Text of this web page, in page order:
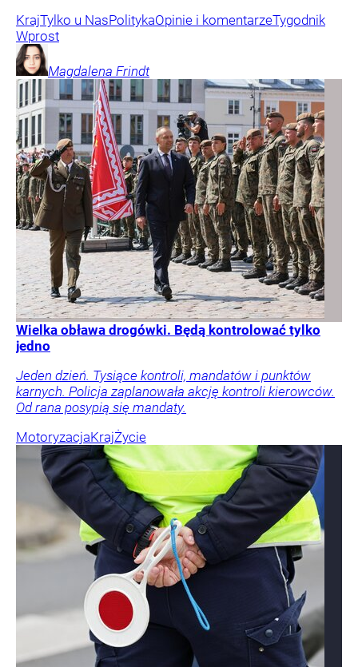
KrajTylko u NasPolitykaOpinie i komentarzeTygodnik
Wprost
Magdalena Frindt
Wielka obława drogówki. Będą kontrolować tylko
jedno
Jeden dzień. Tysiące kontroli, mandatów i punktów
karnych. Policja zaplanowała akcję kontroli kierowców.
Od rana posypią się mandaty.
MotoryzacjaKrajŻycie